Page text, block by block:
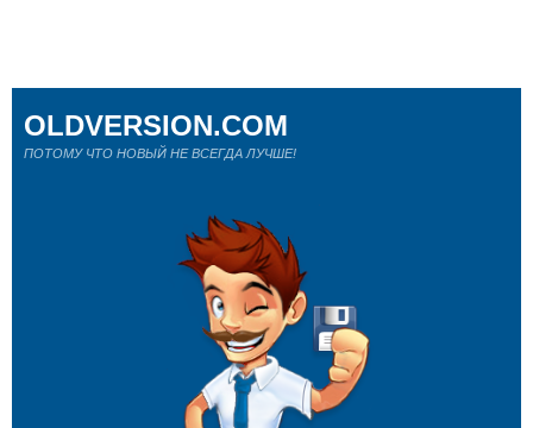
OLDVERSION.COM
ПОТОМУ ЧТО НОВЫЙ НЕ ВСЕГДА ЛУЧШЕ!